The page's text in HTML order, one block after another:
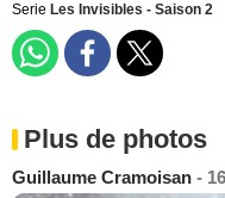
Serie Les Invisibles - Saison 2
Plus de photos
Guillaume Cramoisan - 16